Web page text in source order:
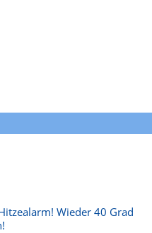
Wieder 40 Grad